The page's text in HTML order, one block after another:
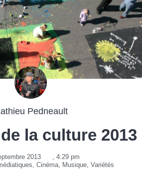
Pedneault
la culture 2013
2013 , 4:29 pm
, Cinéma, Musique, Variétés